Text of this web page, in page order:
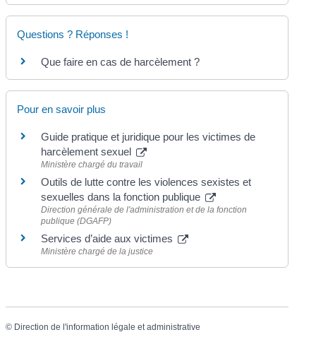
Questions ? Réponses !
Que faire en cas de harcèlement ?
Pour en savoir plus
Guide pratique et juridique pour les victimes de
harcèlement sexuel
Ministère chargé du travail
Outils de lutte contre les violences sexistes et
sexuelles dans la fonction publique
Direction générale de l'administration et de la fonction
publique (DGAFP)
Services d’aide aux victimes
Ministère chargé de la justice
© Direction de l'information légale et administrative